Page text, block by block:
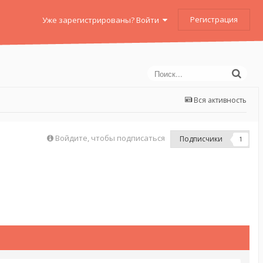
Уже зарегистрированы? Войти Регистрация
Вся активность
Войдите, чтобы подписаться Подписчики 1